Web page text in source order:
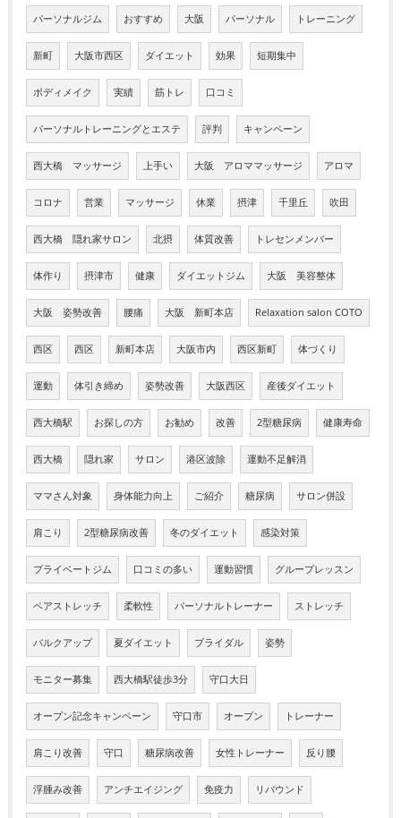
パーソナルジム おすすめ 大阪 パーソナル トレーニング
新町 大阪市西区 ダイエット 効果 短期集中
ボディメイク 実績 筋トレ 口コミ
パーソナルトレーニングとエステ 評判 キャンペーン
西大橋 マッサージ 上手い 大阪 アロママッサージ アロマ
コロナ 営業 マッサージ 休業 摂津 千里丘 吹田
西大橋 隠れ家サロン 北摂 体質改善 トレセンメンバー
体作り 摂津市 健康 ダイエットジム 大阪 美容整体
大阪 姿勢改善 腰痛 大阪 新町本店 Relaxation salon COTO
西区 西区 新町本店 大阪市内 西区新町 体づくり
運動 体引き締め 姿勢改善 大阪西区 産後ダイエット
西大橋駅 お探しの方 お勧め 改善 2型糖尿病 健康寿命
西大橋 隠れ家 サロン 港区波除 運動不足解消
ママさん対象 身体能力向上 ご紹介 糖尿病 サロン併設
肩こり 2型糖尿病改善 冬のダイエット 感染対策
プライベートジム 口コミの多い 運動習慣 グループレッスン
ペアストレッチ 柔軟性 パーソナルトレーナー ストレッチ
バルクアップ 夏ダイエット ブライダル 姿勢
モニター募集 西大橋駅徒歩3分 守口大日
オープン記念キャンペーン 守口市 オープン トレーナー
肩こり改善 守口 糖尿病改善 女性トレーナー 反り腰
浮腫み改善 アンチエイジング 免疫力 リバウンド